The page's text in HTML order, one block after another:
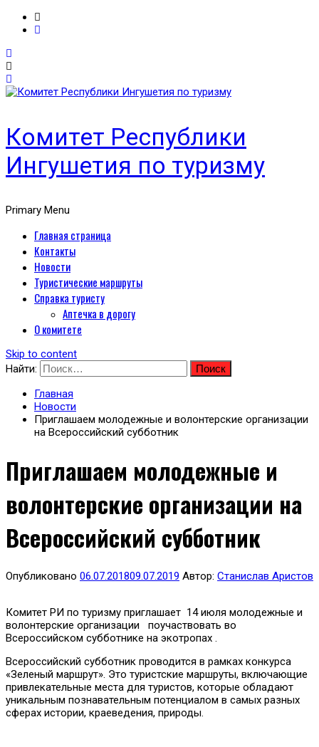
Комитет Республики
Ингушетия по туризму
Primary Menu
Главная страница
Контакты
Новости
Туристические маршруты
Справка туристу
Аптечка в дорогу
О комитете
Skip to content
Найти:
Главная
Новости
Приглашаем молодежные и волонтерские организации
на Всероссийский субботник
Приглашаем молодежные и
волонтерские организации на
Всероссийский субботник
Опубликовано 06.07.201809.07.2019 Автор: Станислав Аристов
Комитет РИ по туризму приглашает 14 июля молодежные и
волонтерские организации поучаствовать во
Всероссийском субботнике на экотропах .
Всероссийский субботник проводится в рамках конкурса
«Зеленый маршрут». Это туристские маршруты, включающие
привлекательные места для туристов, которые обладают
уникальным познавательным потенциалом в самых разных
сферах истории, краеведения, природы.